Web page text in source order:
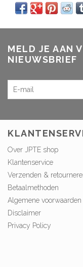
MELD JE AAN
NIEUWSBRIEF
Over JPTE shop
Klantenservice
Verzenden &
Betaalmethoden
Algemene voorwaarden
Disclaimer
Privacy Policy